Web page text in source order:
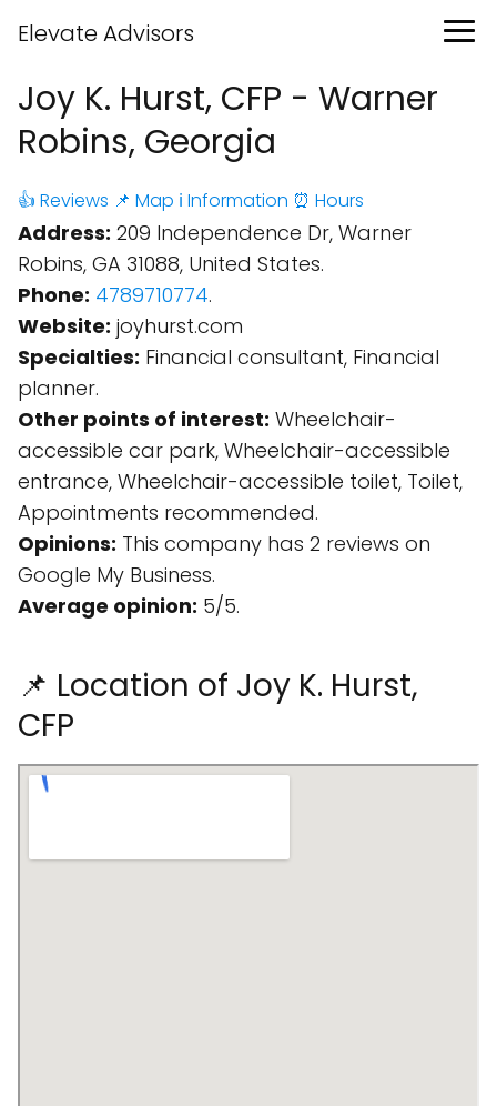
Elevate Advisors
Joy K. Hurst, CFP - Warner
Robins, Georgia
👍 Reviews 📌 Map ℹ️ Information ⏰ Hours
Address: 209 Independence Dr, Warner
Robins, GA 31088, United States.
Phone: 4789710774.
Website: joyhurst.com
Specialties: Financial consultant, Financial
planner.
Other points of interest: Wheelchair-
accessible car park, Wheelchair-accessible
entrance, Wheelchair-accessible toilet, Toilet,
Appointments recommended.
Opinions: This company has 2 reviews on
Google My Business.
Average opinion: 5/5.
📌 Location of Joy K. Hurst,
CFP